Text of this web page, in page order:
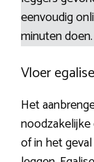
eenvoudig
minuten doen.
Vloer
Het
of in het